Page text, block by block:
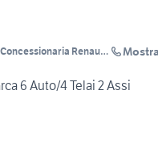
Renault
6 Auto/4 Telai 2 Assi